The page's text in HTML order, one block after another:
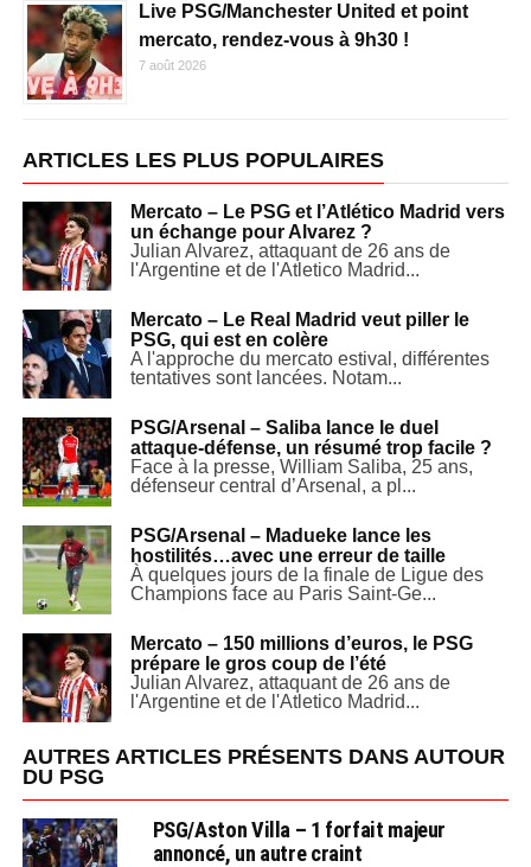
Live PSG/Manchester United et point
mercato, rendez-vous à 9h30 !
7 août 2026
ARTICLES LES PLUS POPULAIRES
Mercato – Le PSG et l’Atlético Madrid vers
un échange pour Alvarez ?
Julian Alvarez, attaquant de 26 ans de
l'Argentine et de l'Atletico Madrid...
Mercato – Le Real Madrid veut piller le
PSG, qui est en colère
A l'approche du mercato estival, différentes
tentatives sont lancées. Notam...
PSG/Arsenal – Saliba lance le duel
attaque-défense, un résumé trop facile ?
Face à la presse, William Saliba, 25 ans,
défenseur central d’Arsenal, a pl...
PSG/Arsenal – Madueke lance les
hostilités…avec une erreur de taille
À quelques jours de la finale de Ligue des
Champions face au Paris Saint-Ge...
Mercato – 150 millions d’euros, le PSG
prépare le gros coup de l’été
Julian Alvarez, attaquant de 26 ans de
l'Argentine et de l'Atletico Madrid...
AUTRES ARTICLES PRÉSENTS DANS AUTOUR
DU PSG
PSG/Aston Villa – 1 forfait majeur
annoncé, un autre craint